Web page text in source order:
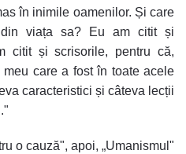
în inimile oamenilor. Și care
viața sa? Eu am citit și
citit și scrisorile, pentru că,
care a fost în toate acele
caracteristici și câteva lecții
o cauză", apoi, „Umanismul"